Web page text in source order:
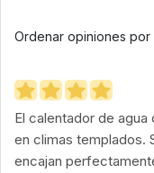
Ordenar opiniones por
El calentador de agua
en climas templados.
encajan